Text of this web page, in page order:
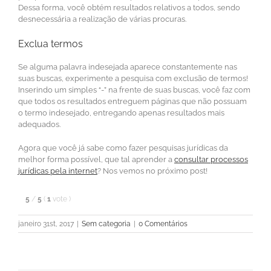
Dessa forma, você obtém resultados relativos a todos, sendo
desnecessária a realização de várias procuras.
Exclua termos
Se alguma palavra indesejada aparece constantemente nas
suas buscas, experimente a pesquisa com exclusão de termos!
Inserindo um simples “-” na frente de suas buscas, você faz com
que todos os resultados entreguem páginas que não possuam
o termo indesejado, entregando apenas resultados mais
adequados.
Agora que você já sabe como fazer pesquisas jurídicas da
melhor forma possível, que tal aprender a consultar processos
jurídicas pela internet? Nos vemos no próximo post!
5 / 5 ( 1 vote )
janeiro 31st, 2017 | Sem categoria | 0 Comentários